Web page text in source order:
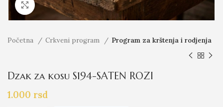
Click to enlarge
Početna Crkveni program Program za krštenja i rodjenja
Dzak za kosu S194-SATEN ROZI
1.000 rsd